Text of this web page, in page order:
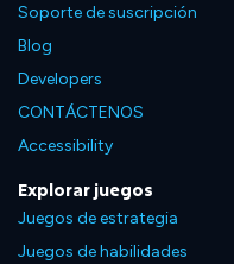
Soporte de suscripción
Blog
Developers
CONTÁCTENOS
Accessibility
Explorar juegos
Juegos de estrategia
Juegos de habilidades